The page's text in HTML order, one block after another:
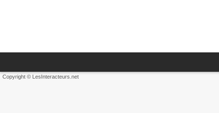
Copyright © LesInteracteurs.net